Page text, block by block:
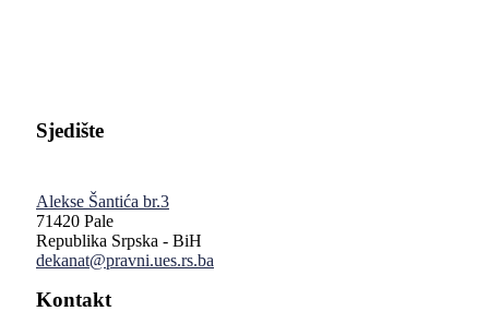
Sjedište
Alekse Šantića br.3
71420 Pale
Republika Srpska - BiH
dekanat@pravni.ues.rs.ba
Kontakt